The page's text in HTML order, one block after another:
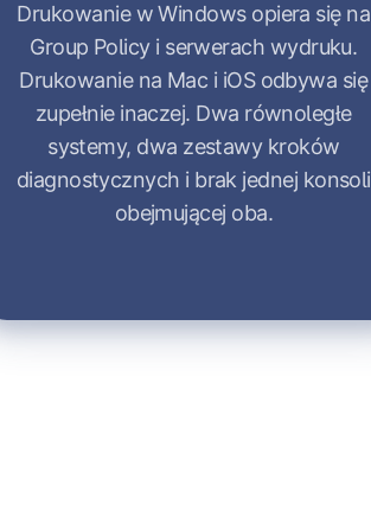
Drukowanie w Windows opiera się na
Group Policy i serwerach wydruku.
Drukowanie na Mac i iOS odbywa się
zupełnie inaczej. Dwa równoległe
systemy, dwa zestawy kroków
diagnostycznych i brak jednej konsoli
obejmującej oba.